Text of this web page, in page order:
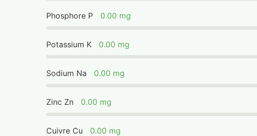
Phosphore P 0.00 mg
Potassium K 0.00 mg
Sodium Na 0.00 mg
Zinc Zn 0.00 mg
Cuivre Cu 0.00 mg